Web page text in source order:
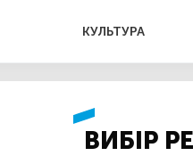
КУЛЬТУРА
ВИБІР